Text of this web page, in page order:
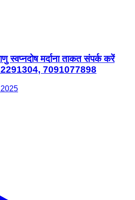
स्वप्नदोष मर्दाना ताकत संपर्क करें
7091077898